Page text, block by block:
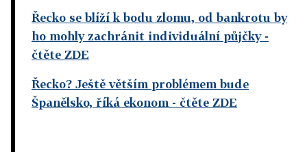
Řecko se blíží k bodu zlomu, od bankrotu by
ho mohly zachránit individuální půjčky-
čtěte ZDE
Řecko? Ještě větším problémem bude
Španělsko, říká ekonom - čtěte ZDE